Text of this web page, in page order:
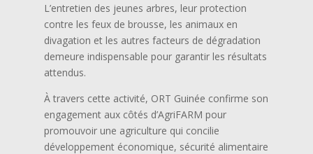
L’entretien des jeunes arbres, leur protection
contre les feux de brousse, les animaux en
divagation et les autres facteurs de dégradation
demeure indispensable pour garantir les résultats
attendus.
À travers cette activité, ORT Guinée confirme son
engagement aux côtés d’AgriFARM pour
promouvoir une agriculture qui concilie
développement économique, sécurité alimentaire